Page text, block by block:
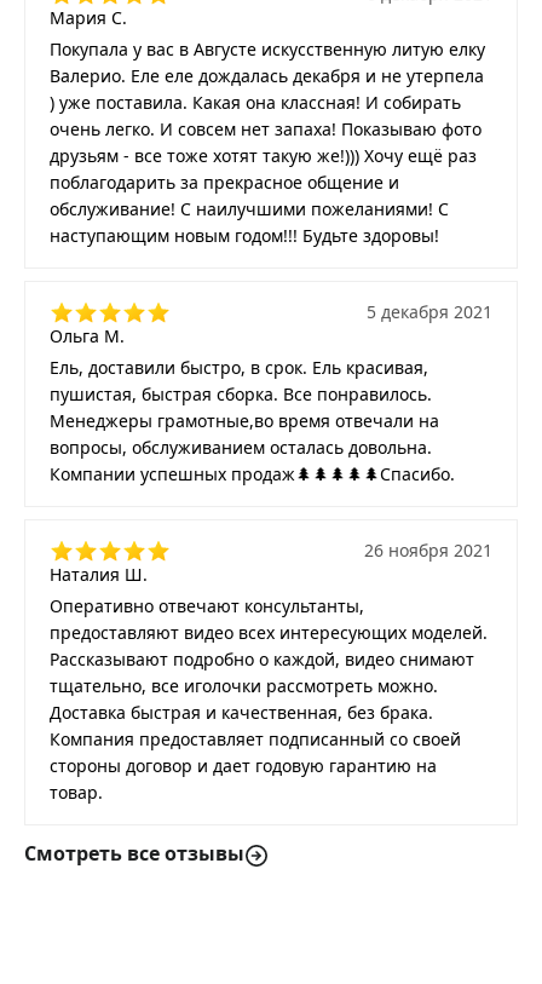
Мария С.
Покупала у вас в Августе искусственную литую елку
Валерио. Еле еле дождалась декабря и не утерпела
) уже поставила. Какая она классная! И собирать
очень легко. И совсем нет запаха! Показываю фото
друзьям - все тоже хотят такую же!))) Хочу ещё раз
поблагодарить за прекрасное общение и
обслуживание! С наилучшими пожеланиями! С
наступающим новым годом!!! Будьте здоровы!
Ольга М.
5 декабря 2021
Ель, доставили быстро, в срок. Ель красивая,
пушистая, быстрая сборка. Все понравилось.
Менеджеры грамотные,во время отвечали на
вопросы, обслуживанием осталась довольна.
Компании успешных продаж🌲🌲🌲🌲🌲Спасибо.
Наталия Ш.
26 ноября 2021
Оперативно отвечают консультанты,
предоставляют видео всех интересующих моделей.
Рассказывают подробно о каждой, видео снимают
тщательно, все иголочки рассмотреть можно.
Доставка быстрая и качественная, без брака.
Компания предоставляет подписанный со своей
стороны договор и дает годовую гарантию на
товар.
Смотреть все отзывы